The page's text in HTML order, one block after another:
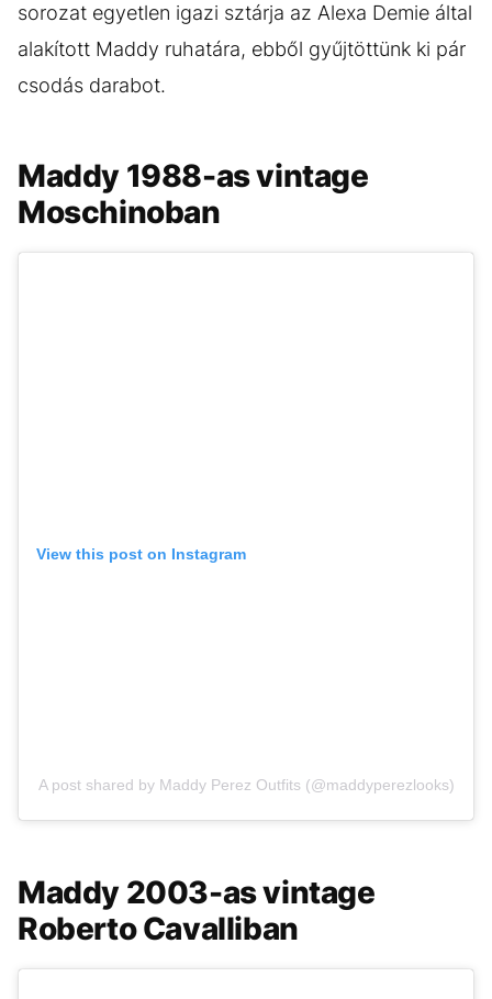
sorozat egyetlen igazi sztárja az Alexa Demie által
alakított Maddy ruhatára, ebből gyűjtöttünk ki pár
csodás darabot.
Maddy 1988-as vintage
Moschinoban
View this post on Instagram
A post shared by Maddy Perez Outfits (@maddyperezlooks)
Maddy 2003-as vintage
Roberto Cavalliban